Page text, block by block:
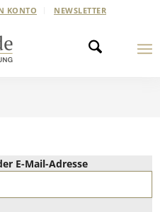
KONTO NEWSLETTER
E-Mail-Adresse